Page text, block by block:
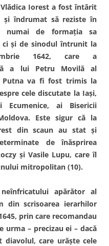
Iorest a fost întărit
şi îndrumat să reziste în
numai de formaţia sa
şi de sinodul întrunit la
1642, care a
a lui Petru Movilă al
Putna va fi fost trimis la
cele discutate la Iaşi,
Ecumenice, ai Bisericii
Este sigur că la
din scaun au stat şi
de înăsprirea
şi Vasile Lupu, care îl
mitropolitan (10).
apărător al
din scrisoarea ierarhilor
prin care recomandau
urma – precizau ei – dacă
care urăşte cele